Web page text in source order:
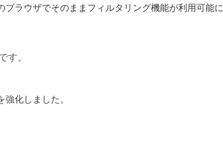
ラウザでそのままフィルタリング機能が利用可能に
。
化しました。